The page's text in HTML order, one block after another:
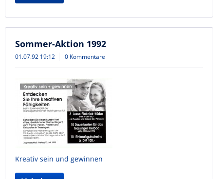
Sommer-Aktion 1992
01.07.92 19:12 0 Kommentare
Kreativ sein und gewinnen